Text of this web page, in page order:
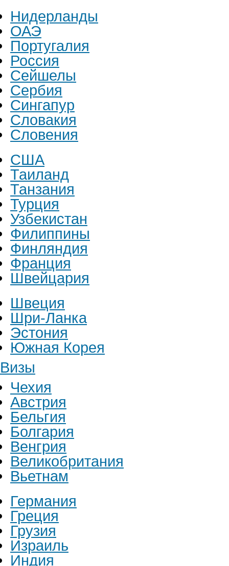
Нидерланды
ОАЭ
Португалия
Россия
Сейшелы
Сербия
Сингапур
Словакия
Словения
США
Таиланд
Танзания
Турция
Узбекистан
Филиппины
Финляндия
Франция
Швейцария
Швеция
Шри-Ланка
Эстония
Южная Корея
Визы
Чехия
Австрия
Бельгия
Болгария
Венгрия
Великобритания
Вьетнам
Германия
Греция
Грузия
Израиль
Индия